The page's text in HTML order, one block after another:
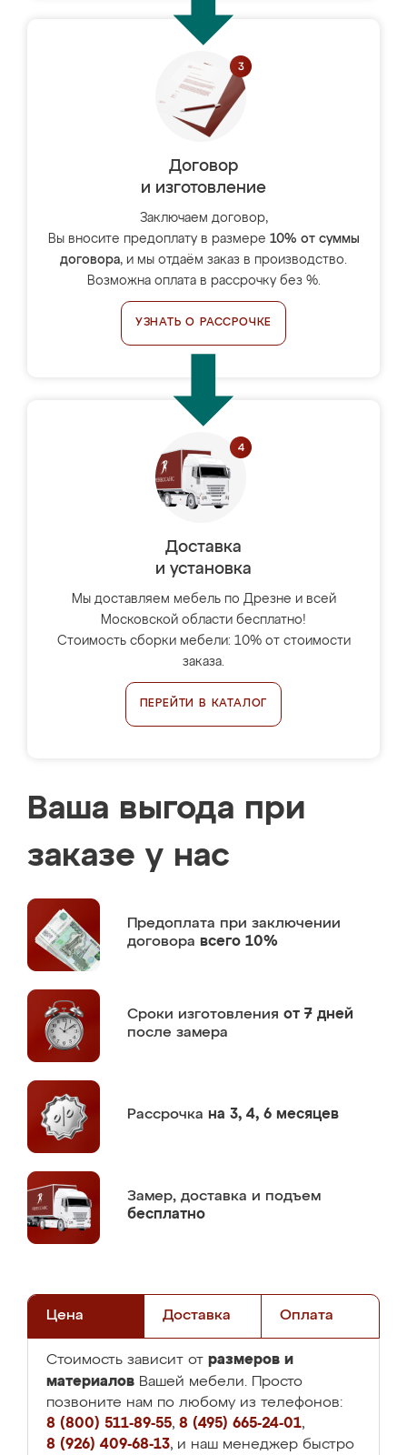
Договор
и изготовление
Заключаем договор,
Вы вносите предоплату в размере 10% от суммы
договора, и мы отдаём заказ в производство.
Возможна оплата в рассрочку без %.
УЗНАТЬ О РАССРОЧКЕ
Доставка
и установка
Мы доставляем мебель по Дрезне и всей
Московской области бесплатно!
Стоимость сборки мебели: 10% от стоимости
заказа.
ПЕРЕЙТИ В КАТАЛОГ
Ваша выгода при
заказе у нас
Предоплата при заключении
договора всего 10%
Сроки изготовления от 7 дней
после замера
Рассрочка на 3, 4, 6 месяцев
Замер, доставка и подъем
бесплатно
Цена Доставка Оплата
Стоимость зависит от размеров и
материалов Вашей мебели. Просто
позвоните нам по любому из телефонов:
8 (800) 511-89-55, 8 (495) 665-24-01,
8 (926) 409-68-13, и наш менеджер быстро